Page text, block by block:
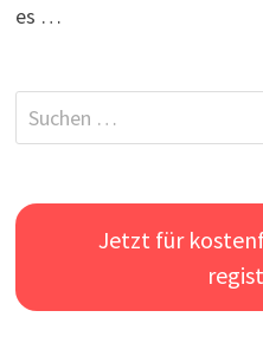
es …
Suchen
nach:
Jetzt für